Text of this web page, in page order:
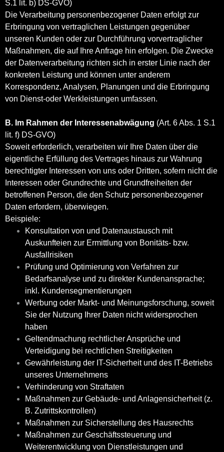
S.1 lit. b) DS-GVO)
Die Verarbeitung personenbezogener Daten erfolgt zur
Erbringung von vertraglichen Leistungen gegenüber
unseren Kunden oder zur Durchführung vorvertraglicher
Maßnahmen, die auf Ihre Anfrage hin erfolgen. Die Zwecke
der Datenverarbeitung richten sich in erster Linie nach der
konkreten Leistung und können unter anderem
Korrespondenz, Analysen, Planungen und die Erbringung
von Dienst-oder Werkleistungen umfassen.
B. Im Rahmen der Interessenabwägung (Art. 6 Abs. 1 S.1
lit. f) DS-GVO)
Soweit erforderlich, verarbeiten wir Ihre Daten über die
eigentliche Erfüllung des Vertrages hinaus zur Wahrung
berechtigter Interessen von uns oder Dritten, sofern nicht die
Interessen oder Grundrechte und Grundfreiheiten der
betroffenen Person, die den Schutz personenbezogener
Daten erfordern, überwiegen.
Beispiele:
Konsultation von und Datenaustausch mit
Auskunfteien zur Ermittlung von Bonitäts- bzw.
Ausfallrisiken
Prüfung und Optimierung von Verfahren zur
Bedarfsanalyse und zu direkter Kundenansprache;
inkl. Kundensegmentierungen
Werbung oder Markt- und Meinungsforschung, soweit
Sie der Nutzung Ihrer Daten nicht widersprochen
haben
Geltendmachung rechtlicher Ansprüche und
Verteidigung bei rechtlichen Streitigkeiten
Gewährleistung der IT-Sicherheit und des IT-Betriebs
unseres Unternehmens
Verhinderung von Straftaten
Maßnahmen zur Gebäude- und Anlagensicherheit (z.
B. Zutrittskontrollen)
Maßnahmen zur Sicherstellung des Hausrechts
Maßnahmen zur Geschäftssteuerung und
Weiterentwicklung von Dienstleistungen und